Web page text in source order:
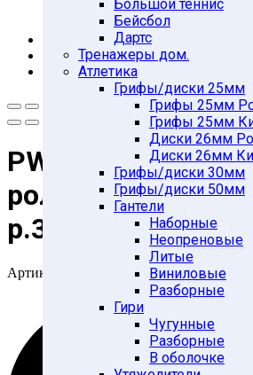
Большой теннис
Бейсбол
Дартс
Тренажеры дом.
Атлетика
Грифы/диски 25мм
Грифы 25мм
Грифы 25мм
Диски 26мм
Диски 26мм
Грифы/диски 30мм
Грифы/диски 50мм
Гантели
Наборные
Неопреновые
Литые
Виниловые
Разборные
Гири
Чугунные
Разборные
В оболочке
PW-117N Коньки
роликовые
р.34-37
Артикул: